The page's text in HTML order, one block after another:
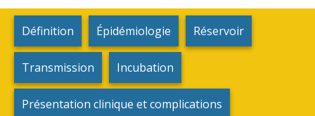
Définition Épidémiologie Réservoir
Transmission Incubation
Présentation clinique et complications